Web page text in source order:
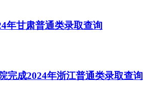
年甘肃普通类录取查询
完成2024年浙江普通类录取查询